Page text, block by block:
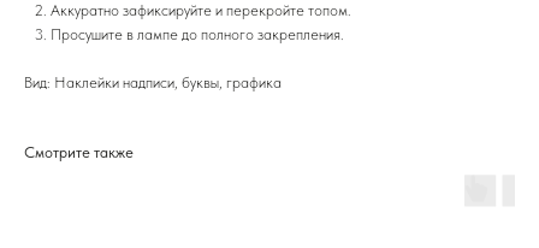
Аккуратно зафиксируйте и перекройте топом.
Просушите в лампе до полного закрепления.
Вид: Наклейки надписи, буквы, графика
Смотрите также